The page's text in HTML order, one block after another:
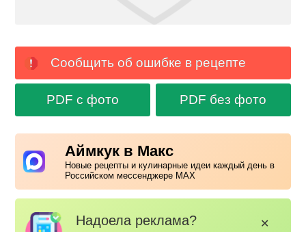
Сообщить об ошибке в рецепте
PDF с фото PDF без фото
Аймкук в Макс
Новые рецепты и кулинарные идеи каждый день в
Российском мессенджере MAX
Надоела реклама? ✕